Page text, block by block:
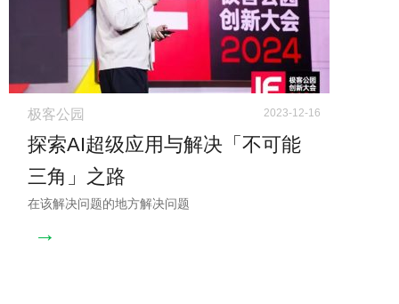
极客公园 2023-12-16
探索AI超级应用与解决「不可能
三角」之路
在该解决问题的地方解决问题
→